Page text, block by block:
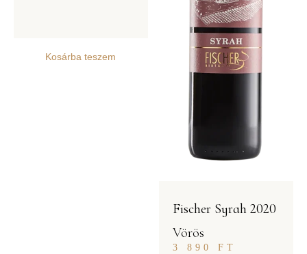
Kosárba teszem
Fischer Syrah 2020
Vörös
3 890FT